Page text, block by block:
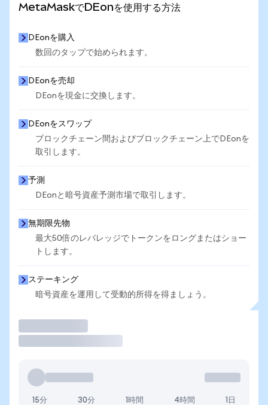
MetaMaskでDEonを使用する方法
DEonを購入
数回のタップで始められます。
DEonを売却
DEonを現金に交換します。
DEonをスワップ
ブロックチェーン間およびブロックチェーン上でDEonを
取引します。
予測
DEonと暗号資産予測市場で取引します。
無期限先物
最大50倍のレバレッジでトークンをロングまたはショー
トします。
ステーキング
暗号資産を運用して受動的所得を得ましょう。
15分 30分 1時間 4時間 1日